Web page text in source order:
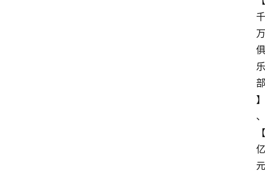
千
万
俱
乐
部
】
、
【
亿
元